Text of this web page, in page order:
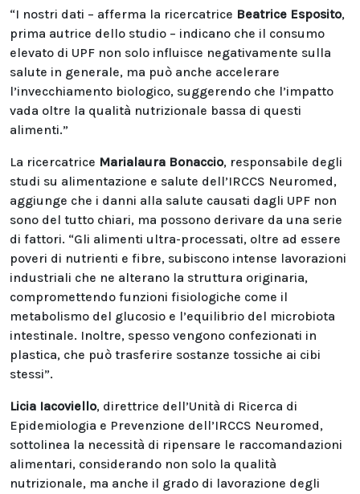
“I nostri dati – afferma la ricercatrice Beatrice Esposito,
prima autrice dello studio – indicano che il consumo
elevato di UPF non solo influisce negativamente sulla
salute in generale, ma può anche accelerare
l’invecchiamento biologico, suggerendo che l’impatto
vada oltre la qualità nutrizionale bassa di questi
alimenti.”
La ricercatrice Marialaura Bonaccio, responsabile degli
studi su alimentazione e salute dell’IRCCS Neuromed,
aggiunge che i danni alla salute causati dagli UPF non
sono del tutto chiari, ma possono derivare da una serie
di fattori. “Gli alimenti ultra-processati, oltre ad essere
poveri di nutrienti e fibre, subiscono intense lavorazioni
industriali che ne alterano la struttura originaria,
compromettendo funzioni fisiologiche come il
metabolismo del glucosio e l’equilibrio del microbiota
intestinale. Inoltre, spesso vengono confezionati in
plastica, che può trasferire sostanze tossiche ai cibi
stessi”.
Licia Iacoviello, direttrice dell’Unità di Ricerca di
Epidemiologia e Prevenzione dell’IRCCS Neuromed,
sottolinea la necessità di ripensare le raccomandazioni
alimentari, considerando non solo la qualità
nutrizionale, ma anche il grado di lavorazione degli